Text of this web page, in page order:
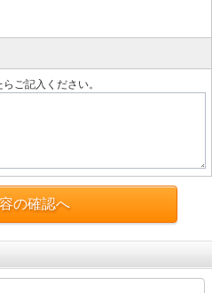
ご記入ください。
の確認へ